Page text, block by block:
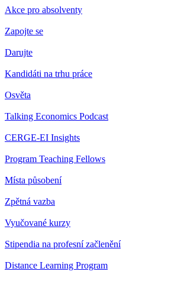
Akce pro absolventy
Zapojte se
Darujte
Kandidáti na trhu práce
Osvěta
Talking Economics Podcast
CERGE-EI Insights
Program Teaching Fellows
Místa působení
Zpětná vazba
Vyučované kurzy
Stipendia na profesní začlenění
Distance Learning Program